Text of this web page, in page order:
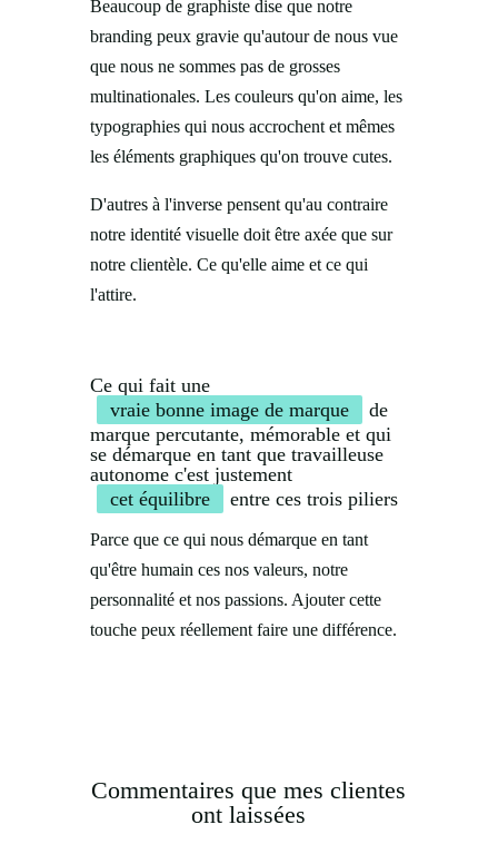
Beaucoup de graphiste dise que notre
branding peux gravie qu'autour de nous vue
que nous ne sommes pas de grosses
multinationales. Les couleurs qu'on aime, les
typographies qui nous accrochent et mêmes
les éléments graphiques qu'on trouve cutes.
D'autres à l'inverse pensent qu'au contraire
notre identité visuelle doit être axée que sur
notre clientèle. Ce qu'elle aime et ce qui
l'attire.
Ce qui fait une
vraie bonne image de marque
de
marque percutante, mémorable et qui
se démarque en tant que travailleuse
autonome c'est justement
cet équilibre
entre ces trois piliers
Parce que ce qui nous démarque en tant
qu'être humain ces nos valeurs, notre
personnalité et nos passions. Ajouter cette
touche peux réellement faire une différence.
Commentaires que mes clientes
ont laissées